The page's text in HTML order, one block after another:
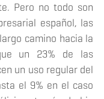
Pero no todo son
español, las
camino hacia la
un 23% de las
un uso regular del
el 9% en el caso